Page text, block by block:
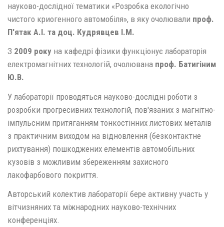
науково-дослідної тематики «Розробка екологічно
чистого криогенного автомобіля», в яку очолювали проф.
П'ятак А.І. та доц. Кудрявцев І.М.
З 2009 року на кафедрі фізики функціонує лабораторія
електромагнітних технологій, очолювана проф. Батигіним
Ю.В.
У лабораторії проводяться науково-дослідні роботи з
розробки прогресивних технологій, пов'язаних з магнітно-
імпульсним притяганням тонкостінних листових металів
з практичним виходом на відновлення (безконтактне
рихтування) пошкоджених елементів автомобільних
кузовів з можливим збереженням захисного
лакофарбового покриття.
Авторський колектив лабораторії бере активну участь у
вітчизняних та міжнародних науково-технічних
конференціях.